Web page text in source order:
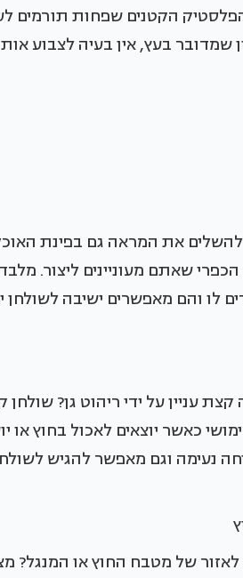
הקטנים שפחות תורמים
שמדובר בעץ, אין בעיה לצבוע
את המראה גם בפינת
שאתם מעוניינים ליצור.
לו והם מאפשרים ישיבה
עניין על ידי ריהוט גן? שולחן
כאשר יוצאים לאכול בחוץ או
נעימה וגם מאפשר להגיש לשולחן
של מטבח החוץ או המנגל?